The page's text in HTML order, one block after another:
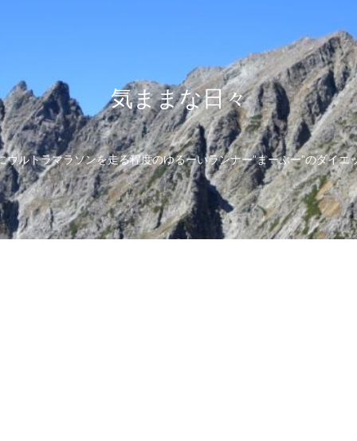
気ままな日々
ウルトラマラソンを走る程度のゆるーいランナー”まーぶー”のダイエ